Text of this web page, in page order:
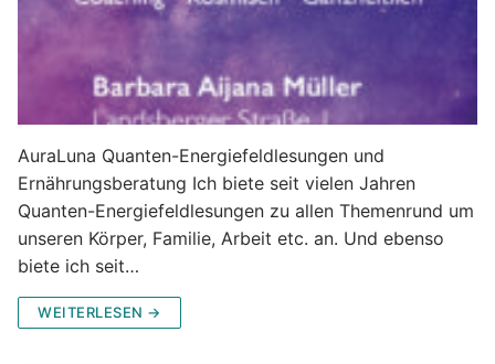
AuraLuna Quanten-Energiefeldlesungen und
Ernährungsberatung Ich biete seit vielen Jahren
Quanten-Energiefeldlesungen zu allen Themenrund um
unseren Körper, Familie, Arbeit etc. an. Und ebenso
biete ich seit…
WEITERLESEN →